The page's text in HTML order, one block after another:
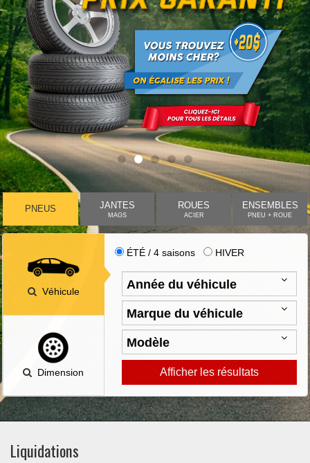
PNEUS JANTES
MAGS
ROUES
ACIER
ENSEMBLES
PNEU + ROUE
Véhicule
Dimension
ÉTÉ / 4 saisons HIVER
Afficher les résultats
Liquidations